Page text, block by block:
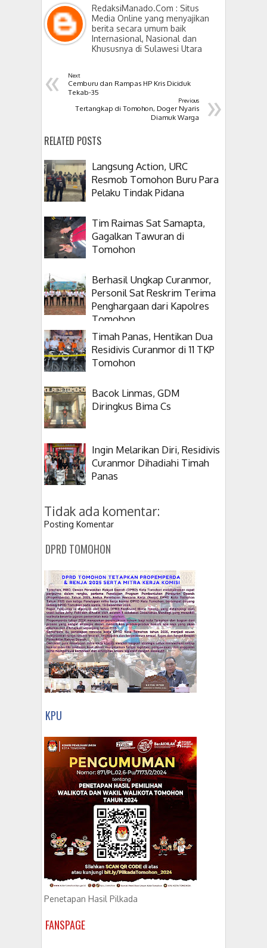
RedaksiManado.Com : Situs
Media Online yang menyajikan
berita secara umum baik
Internasional, Nasional dan
Khususnya di Sulawesi Utara
« Next
Cemburu dan Rampas HP Kris Diciduk
Tekab-35
»
Previous
Tertangkap di Tomohon, Doger Nyaris
Diamuk Warga
RELATED POSTS
Langsung Action, URC
Resmob Tomohon Buru Para
Pelaku Tindak Pidana
Tim Raimas Sat Samapta,
Gagalkan Tawuran di
Tomohon
Berhasil Ungkap Curanmor,
Personil Sat Reskrim Terima
Penghargaan dari Kapolres
Tomohon
Timah Panas, Hentikan Dua
Residivis Curanmor di 11 TKP
Tomohon
Bacok Linmas, GDM
Diringkus Bima Cs
Ingin Melarikan Diri, Residivis
Curanmor Dihadiahi Timah
Panas
Tidak ada komentar:
Posting Komentar
DPRD TOMOHON
KPU
Penetapan Hasil Pilkada
FANSPAGE